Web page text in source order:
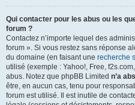
Qui contacter pour les abus ou les
forum ?
Contactez n’importe lequel des
forum ». Si vous restez sans réponse
du domaine (en faisant une recherche
utilisé (exemple : Yahoo!, Free,
abus. Notez que phpBB Limited n’a
être, en aucun cas, tenu pour
forum est utilisé. Il est inutile de